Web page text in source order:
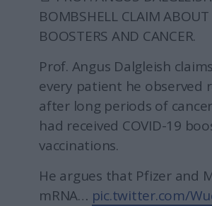
BOMBSHELL CLAIM ABOUT
BOOSTERS AND CANCER.
Prof. Angus Dalgleish
every patient he observed
after long periods of
had received COVID-19
vaccinations.
He argues that Pfizer and
mRNA… pic.twitter.com/